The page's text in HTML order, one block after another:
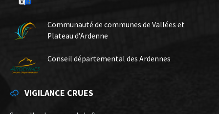
Communauté de communes de Vallées et
Plateau d’Ardenne
Conseil départemental des Ardennes
VIGILANCE CRUES